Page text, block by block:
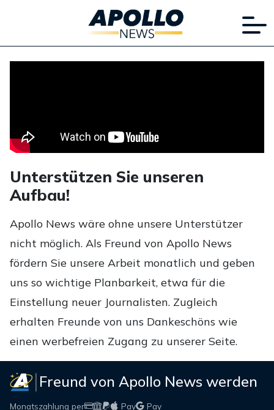
Unterstützen Sie unseren
Aufbau!
Apollo News wäre ohne unsere Unterstützer
nicht möglich. Als Freund von Apollo News
fördern Sie unsere Arbeit monatlich und geben
uns so wichtige Planbarkeit, etwa für die
Einstellung neuer Journalisten. Zugleich
erhalten Freunde von uns Dankeschöns wie
einen werbefreien Zugang zu unserer Seite.
Freund von Apollo News werden
Monatszahlung per Pay Pay